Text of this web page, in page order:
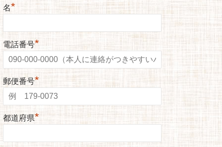
名*
電話番号*
郵便番号*
都道府県*